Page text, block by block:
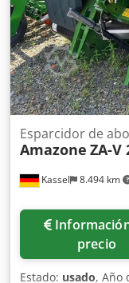
Kassel 8.494 km
Esparcidor de
Amazone ZA-V
Información de
precio
Estado: usado, Año